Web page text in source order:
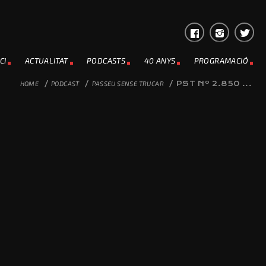
ACTUALITAT PODCASTS 40 ANYS PROGRAMACIÓ
HOME / PODCAST / PASSEU SENSE TRUCAR / PST Nº 2.850 ...